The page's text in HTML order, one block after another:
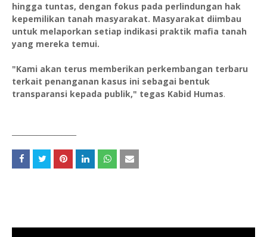
hingga tuntas, dengan fokus pada perlindungan hak
kepemilikan tanah masyarakat. Masyarakat diimbau
untuk melaporkan setiap indikasi praktik mafia tanah
yang mereka temui.
"Kami akan terus memberikan perkembangan terbaru
terkait penanganan kasus ini sebagai bentuk
transparansi kepada publik," tegas Kabid Humas.